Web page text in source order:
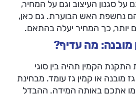
סגנון העיצוב וגם על המחיר,
נחשפת האש הבוערת. גם כאן,
יותר, כך המחיר יעלה בהתאם.
מובנה: מה עדיף?
הקמין תהיה בין סוגי
מובנה או קמין גז עומד. מבחינת
אתכם באותה המידה. ההבדל